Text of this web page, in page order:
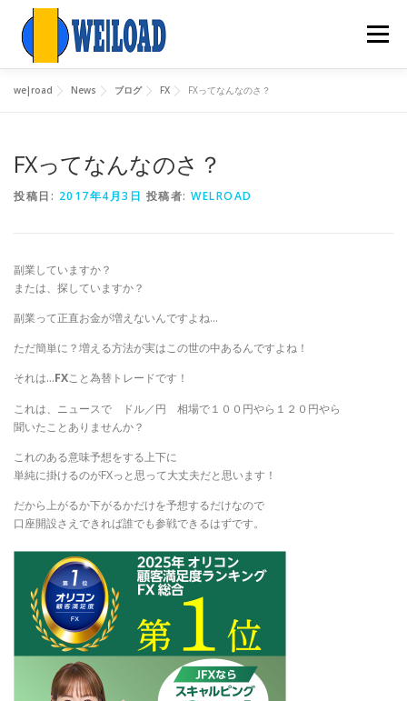
メニュー
we|road News ブログ FX FXってなんなのさ？
FXってなんなのさ？
投稿日: 2017年4月3日 投稿者: WELROAD
副業していますか？
または、探していますか？
副業って正直お金が増えないんですよね…
ただ簡単に？増える方法が実はこの世の中あるんですよね！
それは…FXこと為替トレードです！
これは、ニュースで ドル／円 相場で１００円やら１２０円やら
聞いたことありませんか？
これのある意味予想をする上下に
単純に掛けるのがFXっと思って大丈夫だと思います！
だから上がるか下がるかだけを予想するだけなので
口座開設さえできれば誰でも参戦できるはずです。